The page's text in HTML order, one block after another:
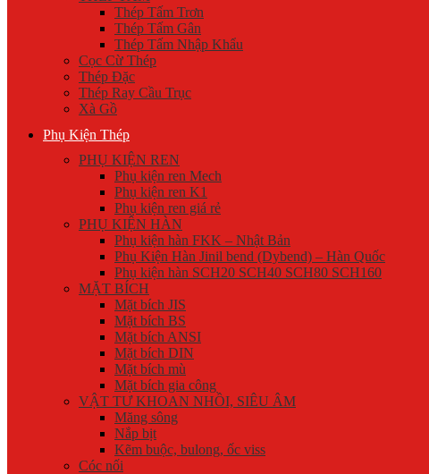
Thép Tấm Trơn
Thép Tấm Gân
Thép Tấm Nhập Khẩu
Cọc Cừ Thép
Thép Đặc
Thép Ray Cầu Trục
Xà Gồ
Phụ Kiện Thép
PHỤ KIỆN REN
Phụ kiện ren Mech
Phụ kiện ren K1
Phụ kiện ren giá rẻ
PHỤ KIỆN HÀN
Phụ kiện hàn FKK – Nhật Bản
Phụ Kiện Hàn Jinil bend (Dybend) – Hàn Quốc
Phụ kiện hàn SCH20 SCH40 SCH80 SCH160
MẶT BÍCH
Mặt bích JIS
Mặt bích BS
Mặt bích ANSI
Mặt bích DIN
Mặt bích mù
Mặt bích gia công
VẬT TƯ KHOAN NHỒI, SIÊU ÂM
Măng sông
Nắp bịt
Kẽm buộc, bulong, ốc viss
Cóc nối